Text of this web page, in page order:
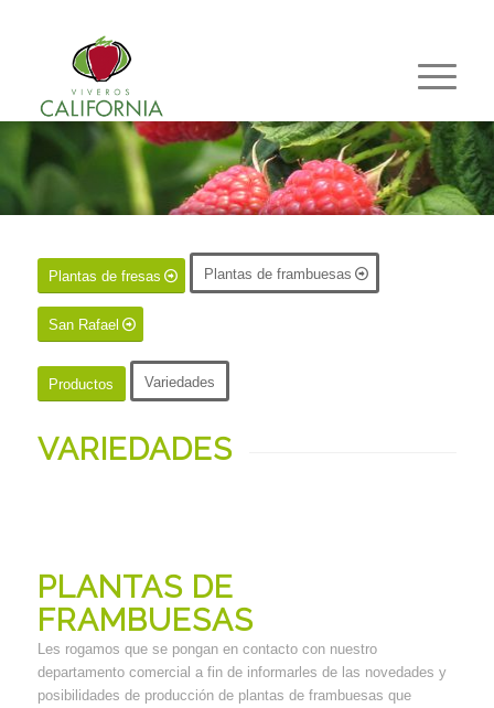
Plantas de fresas Plantas de frambuesas
San Rafael
Productos Variedades
VARIEDADES
PLANTAS DE
FRAMBUESAS
Les rogamos que se pongan en contacto con nuestro
departamento comercial a fin de informarles de las novedades y
posibilidades de producción de plantas de frambuesas que